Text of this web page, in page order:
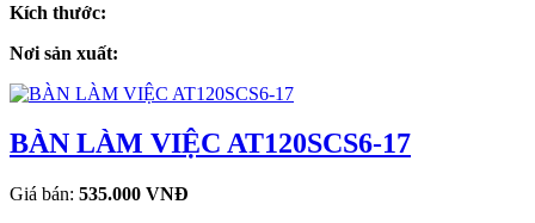
Kích thước:
Nơi sản xuất:
BÀN LÀM VIỆC AT120SCS6-17
Giá bán: 535.000 VNĐ